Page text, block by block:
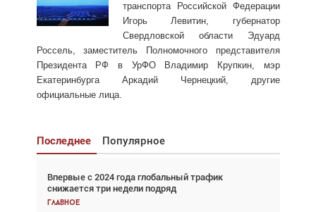
транспорта Российской Федерации
Игорь Левитин, губернатор
Свердловской области Эдуард
Россель, заместитель Полномочного представителя
Президента РФ в УрФО Владимир Крупкин, мэр
Екатеринбурга Аркадий Чернецкий, другие
официальные лица.
Последнее Популярное
Впервые с 2024 года глобальный трафик
снижается три недели подряд
Главное
Взгляд с высоты: тандем вертолётов и БПЛА в
спасательных операциях
Главное